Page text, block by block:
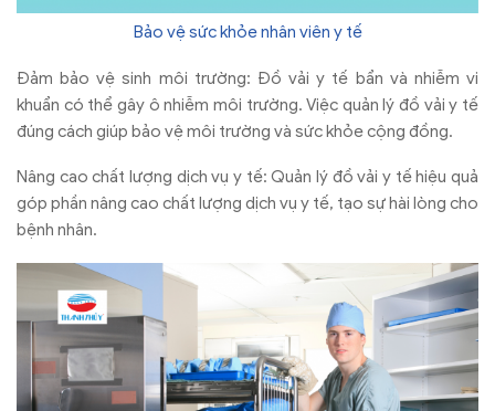
Bảo vệ sức khỏe nhân viên y tế
Đảm bảo vệ sinh môi trường: Đồ vải y tế bẩn và nhiễm vi
khuẩn có thể gây ô nhiễm môi trường. Việc quản lý đồ vải y tế
đúng cách giúp bảo vệ môi trường và sức khỏe cộng đồng.
Nâng cao chất lượng dịch vụ y tế: Quản lý đồ vải y tế hiệu quả
góp phần nâng cao chất lượng dịch vụ y tế, tạo sự hài lòng cho
bệnh nhân.